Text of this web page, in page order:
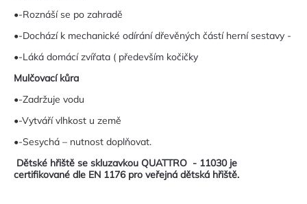
•-Roznáší se po zahradě
•-Dochází k mechanické odírání dřevěných částí herní sestavy -
•-Láká domácí zvířata ( především kočičky
Mulčovací kůra
•-Zadržuje vodu
•-Vytváří vlhkost u země
•-Sesychá – nutnost doplňovat.
Dětské hřiště se skluzavkou QUATTRO - 11030 je
certifikované dle EN 1176 pro veřejná dětská hřiště.